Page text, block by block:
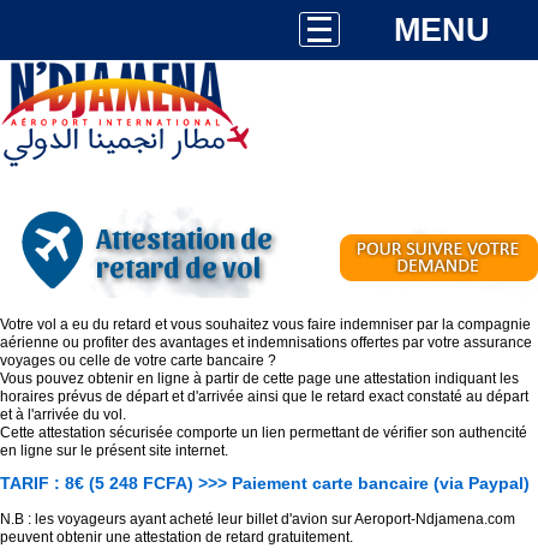
MENU
Attestation de
retard de vol
Votre vol a eu du retard et vous souhaitez vous faire indemniser par la compagnie
aérienne ou profiter des avantages et indemnisations offertes par votre assurance
voyages ou celle de votre carte bancaire ?
Vous pouvez obtenir en ligne à partir de cette page une attestation indiquant les
horaires prévus de départ et d'arrivée ainsi que le retard exact constaté au départ
et à l'arrivée du vol.
Cette attestation sécurisée comporte un lien permettant de vérifier son authencité
en ligne sur le présent site internet.
TARIF : 8€ (5 248 FCFA) >>> Paiement carte bancaire (via Paypal)
N.B : les voyageurs ayant acheté leur billet d'avion sur Aeroport-Ndjamena.com
peuvent obtenir une attestation de retard gratuitement.